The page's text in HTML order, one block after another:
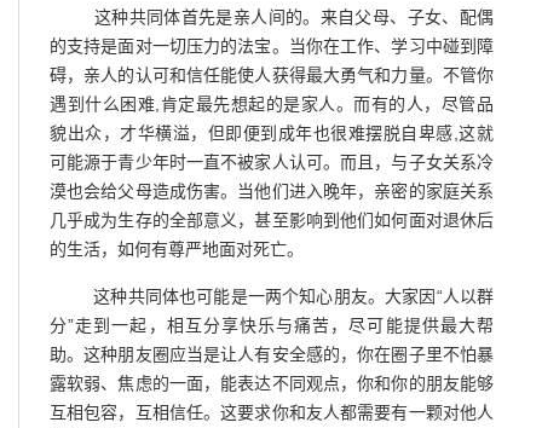
这种共同体首先是亲人间的。来自父母、子女、配偶
的支持是面对一切压力的法宝。当你在工作、学习中碰到障
碍，亲人的认可和信任能使人获得最大勇气和力量。不管你
遇到什么困难,肯定最先想起的是家人。而有的人，尽管品
貌出众，才华横溢，但即便到成年也很难摆脱自卑感,这就
可能源于青少年时一直不被家人认可。而且，与子女关系冷
漠也会给父母造成伤害。当他们进入晚年，亲密的家庭关系
几乎成为生存的全部意义，甚至影响到他们如何面对退休后
的生活，如何有尊严地面对死亡。
这种共同体也可能是一两个知心朋友。大家因“人以群
分”走到一起，相互分享快乐与痛苦，尽可能提供最大帮
助。这种朋友圈应当是让人有安全感的，你在圈子里不怕暴
露软弱、焦虑的一面，能表达不同观点，你和你的朋友能够
互相包容，互相信任。这要求你和友人都需要有一颗对他人